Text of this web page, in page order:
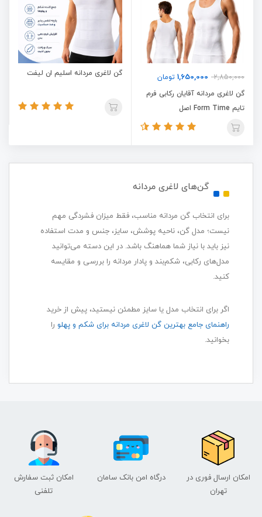
2,850,000
1,650,000 تومان
گن لاغری مردانه آقایان رکابی فرم
تایم Form Time اصل
گن لاغری مردانه اسلیم ان لیفت
گن‌های لاغری مردانه
برای انتخاب گن مردانه مناسب، فقط میزان فشردگی مهم
نیست؛ مدل گن، ناحیه پوشش، سایز، جنس و مدت استفاده
نیز باید با نیاز شما هماهنگ باشد. در این دسته می‌توانید
مدل‌های رکابی، شکم‌بند و پادار مردانه را بررسی و مقایسه
کنید.
اگر برای انتخاب مدل یا سایز مطمئن نیستید، پیش از خرید
راهنمای جامع بهترین گن لاغری مردانه برای شکم و پهلو را
بخوانید.
امکان ارسال فوری در
تهران
درگاه امن بانک سامان
امکان ثبت سفارش
تلفنی